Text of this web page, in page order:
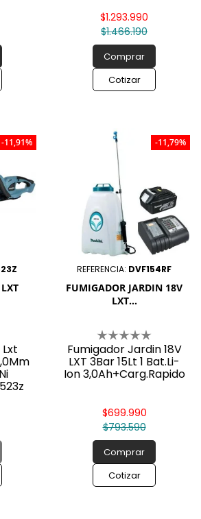
$1.466.190
$1.293.990
Comprar
Cotizar
-11,91%
REFERENCIA: DVF154RF
FUMIGADOR JARDIN 18V
LXT...
Fumigador Jardin 18V
LXT 3Bar 15Lt 1 Bat.Li-
Ion 3,0Ah+Carg.Rapido
$793.590
$699.990
Comprar
Cotizar
-11,79%